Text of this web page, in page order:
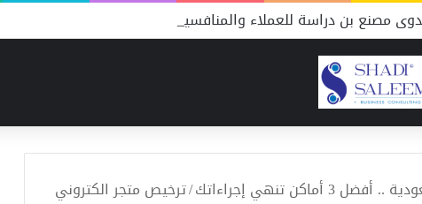
مصنع بن دراسة للعملاء والمنافسين
تنهي إجراءاتك /ترخيص متجر الكتروني